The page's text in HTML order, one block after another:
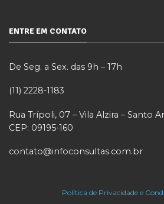
ENTRE EM CONTATO
De Seg. a Sex. das 9h – 17h
(11) 2228-1183
Rua Trípoli, 07 – Vila Alzira – Santo
CEP: 09195-160
contato@infoconsultas.com.br
Política de Privacidade e